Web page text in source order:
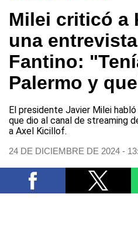
Milei criticó a
una
Fantino:
Palermo y
El presidente Javier Milei
que dio al canal de streaming
a Axel Kicillof.
24 DE DICIEMBRE DE 2024 -